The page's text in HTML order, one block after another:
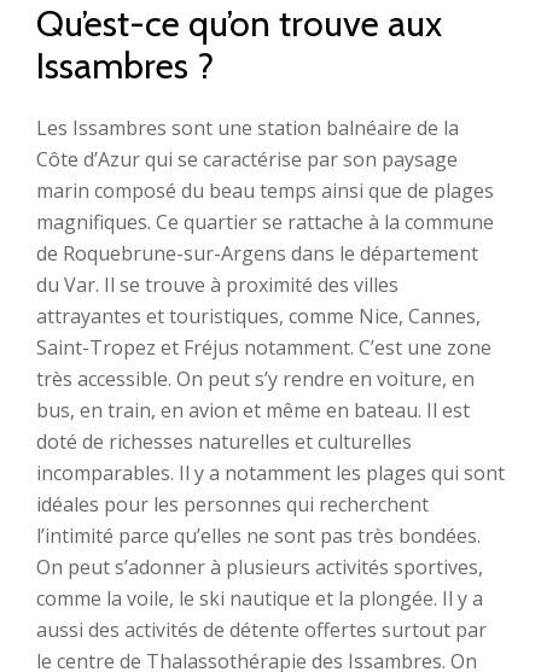
Qu’est-ce qu’on trouve aux
Issambres ?
Les Issambres sont une station balnéaire de la
Côte d’Azur qui se caractérise par son paysage
marin composé du beau temps ainsi que de plages
magnifiques. Ce quartier se rattache à la commune
de Roquebrune-sur-Argens dans le département
du Var. Il se trouve à proximité des villes
attrayantes et touristiques, comme Nice, Cannes,
Saint-Tropez et Fréjus notamment. C’est une zone
très accessible. On peut s’y rendre en voiture, en
bus, en train, en avion et même en bateau. Il est
doté de richesses naturelles et culturelles
incomparables. Il y a notamment les plages qui sont
idéales pour les personnes qui recherchent
l’intimité parce qu’elles ne sont pas très bondées.
On peut s’adonner à plusieurs activités sportives,
comme la voile, le ski nautique et la plongée. Il y a
aussi des activités de détente offertes surtout par
le centre de Thalassothérapie des Issambres. On